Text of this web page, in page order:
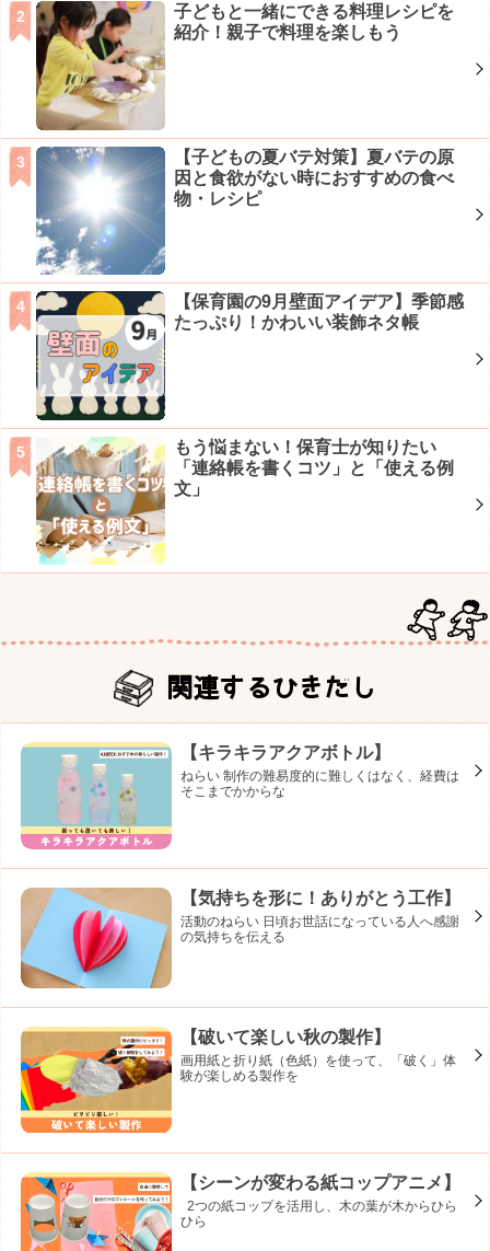
子どもと一緒にできる料理レシピを
紹介！親子で料理を楽しもう
【子どもの夏バテ対策】夏バテの原
因と食欲がない時におすすめの食べ
物・レシピ
【保育園の9月壁面アイデア】季節感
たっぷり！かわいい装飾ネタ帳
もう悩まない！保育士が知りたい
「連絡帳を書くコツ」と「使える例
文」
関連するひきだし
【キラキラアクアボトル】
ねらい 制作の難易度的に難しくはなく、経費は
そこまでかからな
【気持ちを形に！ありがとう工作】
活動のねらい 日頃お世話になっている人へ感謝
の気持ちを伝える
【破いて楽しい秋の製作】
画用紙と折り紙（色紙）を使って、「破く」体
験が楽しめる製作を
【シーンが変わる紙コップアニメ】
2つの紙コップを活用し、木の葉が木からひら
ひら